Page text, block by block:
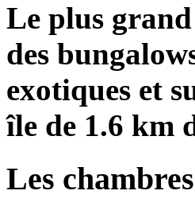
Le plus
des
exotiques et
île de 1.6 km
Les chambres